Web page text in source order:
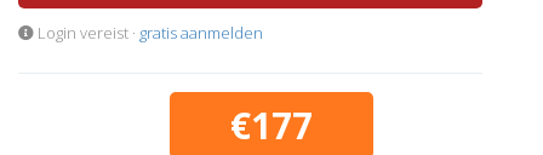
Login vereist · gratis aanmelden
€177